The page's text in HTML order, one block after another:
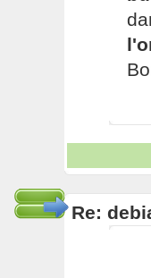
Re: